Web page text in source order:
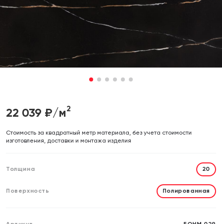
1 2 3 4 5 6
22 039 ₽/м2
Cтоимость за квадратный метр материала, без учета стоимости
изготовления, доставки и монтажа изделия
Толщина 20
Поверхность Полированная
Отправляя форму, вы даете согласие на обработку своих
Отправить
Отправляя форму, вы даете согласие на обработку своих
Отправить